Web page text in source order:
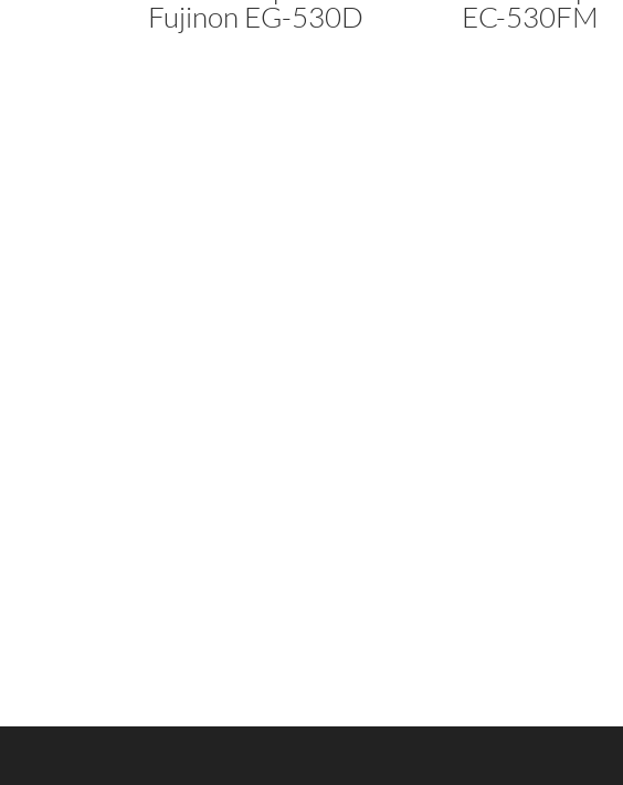
Fujinon EG-530D
EC-530FM